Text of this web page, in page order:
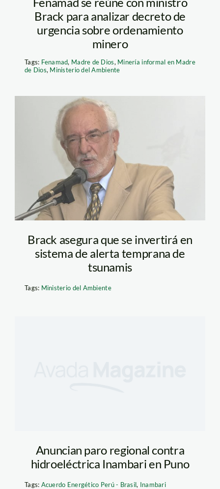
Brack para analizar decreto de
urgencia sobre ordenamiento
minero
Tags: Fenamad, Madre de Dios, Minería informal en Madre
de Dios, Ministerio del Ambiente
brack_antonio_spda
Brack asegura que se invertirá en
sistema de alerta temprana de
tsunamis
Tags: Ministerio del Ambiente
Anuncian paro regional contra
hidroeléctrica Inambari en Puno
Tags: Acuerdo Energético Perú - Brasil, Inambari